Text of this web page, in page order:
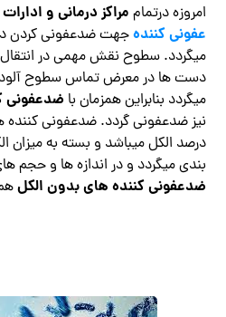
امروزه درتمام مراکز درمانی و ادارات
عفونی کنندهجهت ضدعفونی کردن
میگردد. سطوح نقش مهمی در انتقال
دست ها در معرض تماس سطوح آلوده
میگردد بنابراین همزمان با ضدعفونی
درصد الکل میباشد و بسته به میزان
بندی میگردد و در اندازه ها و حجم
ضدعفونی کننده های بدون الکل